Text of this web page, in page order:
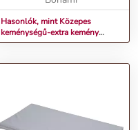
Hasonlók, mint Közepes
keménységű-extra kemény
kétoldalas hab matrac 90x200